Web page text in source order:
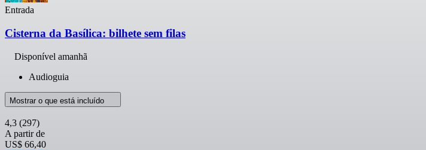
Entrada
Cisterna da Basílica: bilhete sem filas
Disponível amanhã
Audioguia
Mostrar o que está incluído
4,3 (297)
A partir de
US$ 66,40